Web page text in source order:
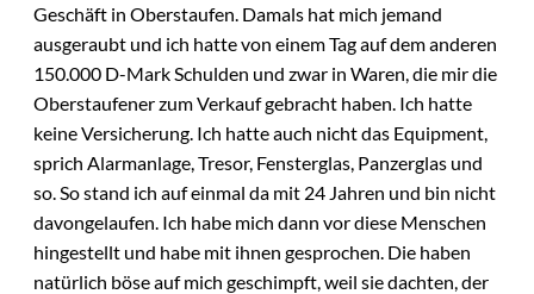
Geschäft in Oberstaufen. Damals hat mich jemand
ausgeraubt und ich hatte von einem Tag auf dem anderen
150.000 D-Mark Schulden und zwar in Waren, die mir die
Oberstaufener zum Verkauf gebracht haben. Ich hatte
keine Versicherung. Ich hatte auch nicht das Equipment,
sprich Alarmanlage, Tresor, Fensterglas, Panzerglas und
so. So stand ich auf einmal da mit 24 Jahren und bin nicht
davongelaufen. Ich habe mich dann vor diese Menschen
hingestellt und habe mit ihnen gesprochen. Die haben
natürlich böse auf mich geschimpft, weil sie dachten, der